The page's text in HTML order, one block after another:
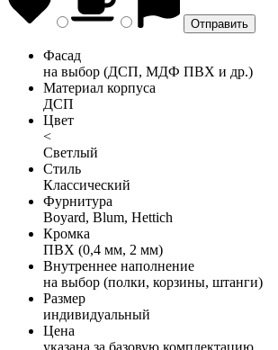
Фасад
на выбор (ДСП, МДФ ПВХ и др.)
Материал корпуса
ДСП
Цвет
<
Светлый
Стиль
Классический
Фурнитура
Boyard, Blum, Hettich
Кромка
ПВХ (0,4 мм, 2 мм)
Внутреннее наполнение
на выбор (полки, корзины, штанги)
Размер
индивидуальный
Цена
указана за базовую комплектацию